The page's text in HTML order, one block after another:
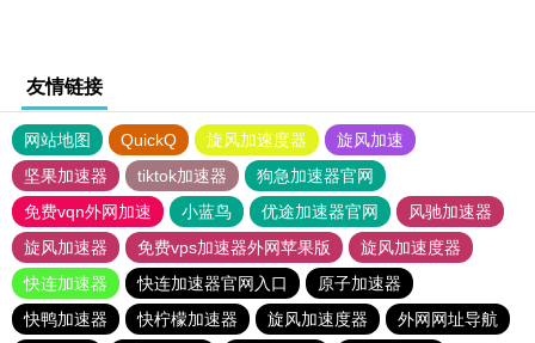
友情链接
网站地图 QuickQ 旋风加速度器
旋风加速
坚果加速器
tiktok加速器
狗急加速器官网
免费vqn外网加速
小蓝鸟 优途加速器官网
风驰加速器
旋风加速器
免费vps加速器外网苹果版
旋风加速度器
快连加速器
快连加速器官网入口
原子加速器
快鸭加速器
快柠檬加速器 旋风加速度器 外网网址导航